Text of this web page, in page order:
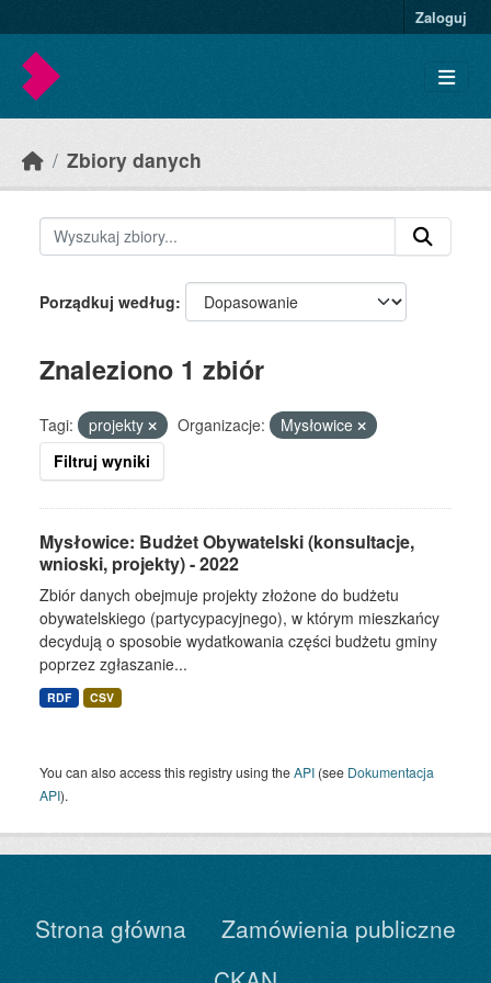
Zaloguj
Zbiory danych
Porządkuj według
Znaleziono 1 zbiór
Tagi: projekty Organizacje:
Mysłowice
Filtruj wyniki
Mysłowice: Budżet Obywatelski (konsultacje,
wnioski, projekty) - 2022
Zbiór danych obejmuje projekty złożone do budżetu
obywatelskiego (partycypacyjnego), w którym mieszkańcy
decydują o sposobie wydatkowania części budżetu gminy
poprzez zgłaszanie...
RDF CSV
You can also access this registry using theAPI (see Dokumentacja
API).
Strona główna
Zamówienia publiczne